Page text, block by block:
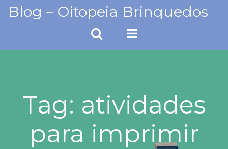
SkipBlog – Oitopeia Brinquedos
Tag: atividades
para imprimir